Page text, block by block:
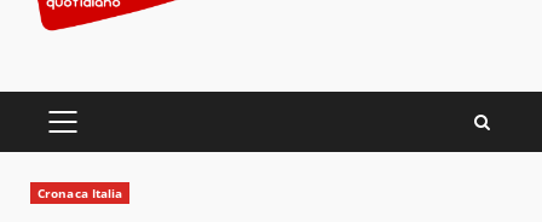
PRIMARY
Cronaca Italia